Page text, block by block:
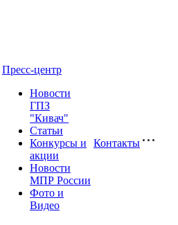
Пресс-центр
Новости
ГПЗ
"Кивач"
Статьи
Конкурсы и
акции
Новости
МПР России
Фото и
Видео
Контакты